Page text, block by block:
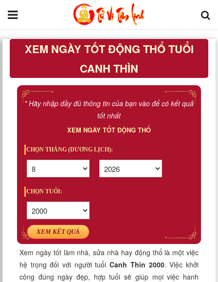
Trang chủ
Tử Vi Đẩu Số
Tử Vi 12 Con Giáp
Kinh Dịch
Văn Hoa Tâm linh
Xem ngày
Xem tuổi
Xem bói
Tướng số
XEM NGÀY TỐT ĐỘNG THỔ TUỔI
CANH THÌN
* Hãy nhập đầy đủ thông tin của bạn vào để có kết quả
tốt nhất
XEM NGÀY TỐT ĐỘNG THỔ
CHỌN THÁNG (DƯƠNG LỊCH):
CHỌN TUỔI:
XEM KẾT QUẢ
Xem ngày tốt làm nhà, sửa nhà hay động thổ là một việc
hệ trọng đối với người tuổiCanh Thìn 2000. Việc khởi
công đúng ngày đẹp, hợp tuổi sẽ giúp mọi việc hanh